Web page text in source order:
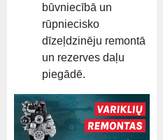
būvniecībā un
rūpniecisko
dīzeļdzinēju remontā
un rezerves daļu
piegādē.